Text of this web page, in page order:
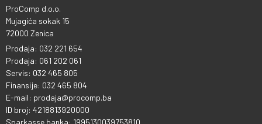
ProComp d.o.o.
Mujagića sokak 15
72000 Zenica
Prodaja: 032 221 654
Prodaja: 061 202 061
Servis: 032 465 805
Finansije: 032 465 804
E-mail: prodaja@procomp.ba
ID broj: 4218813920000